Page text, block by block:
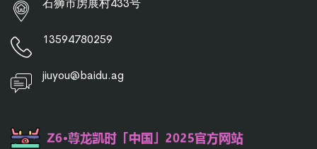
13594780259
jiuyou@baidu.ag